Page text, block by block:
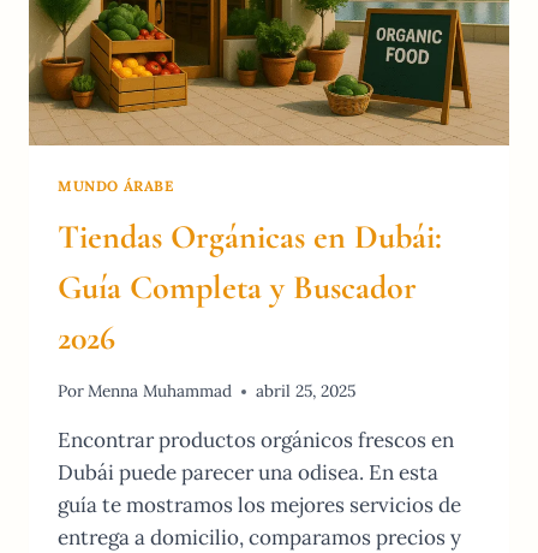
MUNDO ÁRABE
Tiendas Orgánicas en Dubái:
Guía Completa y Buscador
2026
PorMenna Muhammad abril 25, 2025
Encontrar productos orgánicos frescos en
Dubái puede parecer una odisea. En esta
guía te mostramos los mejores servicios de
entrega a domicilio, comparamos precios y